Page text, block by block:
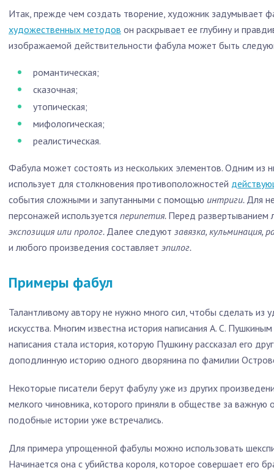
Итак, прежде чем создать творение, художник задумывает
художественных методов он раскрывает ее глубину и
изображаемой действительности фабула может быть
романтическая;
сказочная;
утопическая;
мифологическая;
реалистическая.
Фабула может состоять из нескольких элементов. Одним из
использует для столкновения противоположностей
события сложными и запутанными с помощью интриги. Для
персонажей используется перипетия. Перед
экспозиция или пролог. Далее следуют завязка, кульминация,
и любого произведения составляет эпилог.
Примеры фабул
Талантливому автору не нужно много сил, чтобы сделать
искусства. Многим известна история написания А. С.
написания стала история, которую Пушкину рассказал его
доподлинную историю одного дворянина по фамилии
Некоторые писатели берут фабулу уже из других
мелкого чиновника, которого приняли в обществе за важную
подобные истории уже встречались.
Для примера упрощенной фабулы можно использовать
Начинается она с убийства короля, которое совершает его